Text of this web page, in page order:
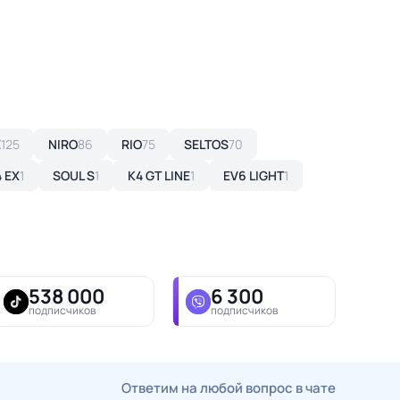
125 NIRO86 RIO75 SELTOS70
EX1 SOUL S1 K4 GT LINE1 EV6 LIGHT1
538 000
подписчиков
6 300
подписчиков
Ответим на любой вопрос в чате